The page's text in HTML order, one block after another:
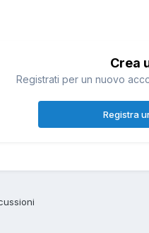
Crea
Registrati per un nuovo
Registra